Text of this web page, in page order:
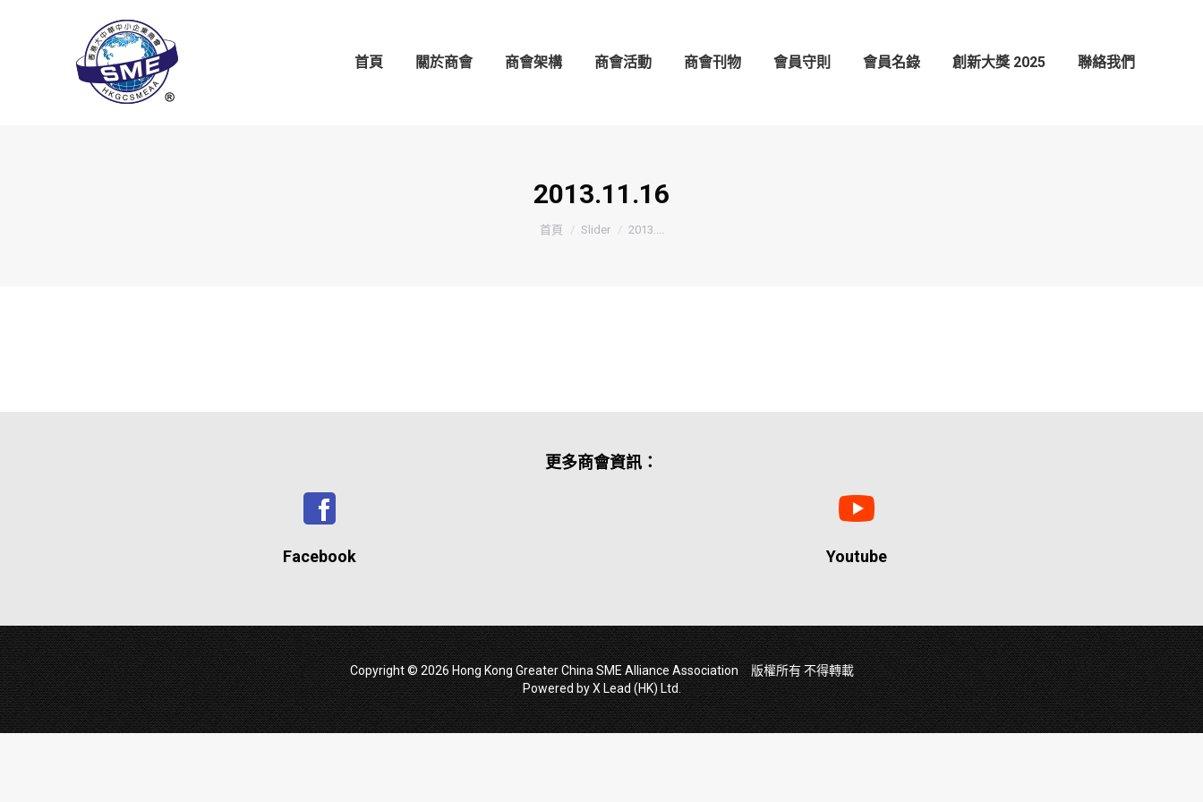
首頁 關於商會 商會架構 商會活動 商會刊物 會員守則 會員名錄 創新大獎 2025 聯絡我們
2013.11.16
You are here:
首頁 Slider 2013....
更多商會資訊：
Facebook Youtube
Copyright © 2026 Hong Kong Greater China SME Alliance Association 版權所有 不得轉載
Powered byX Lead (HK) Ltd .